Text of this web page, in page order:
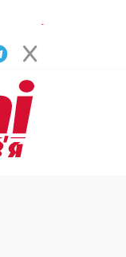
унікальну
проєктів та
впливати на